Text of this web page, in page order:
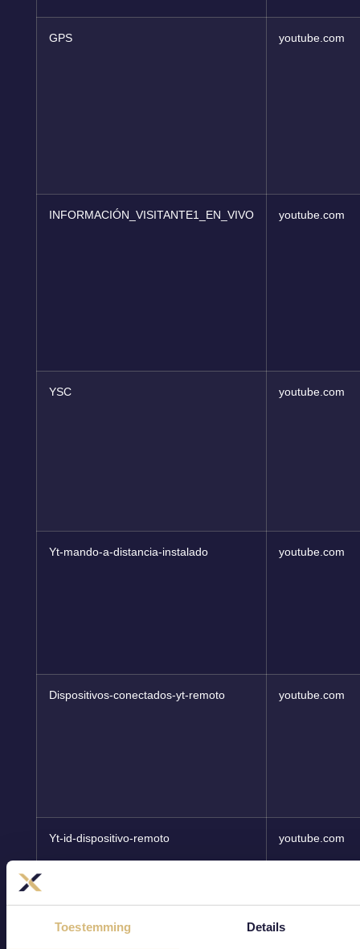
Toestemming Details
GPS youtube.com
INFORMACIÓN_VISITANTE1_EN_VIVO youtube.com
YSC youtube.com
Yt-mando-a-distancia-instalado youtube.com
Dispositivos-conectados-yt-remoto youtube.com
Yt-id-dispositivo-remoto youtube.com